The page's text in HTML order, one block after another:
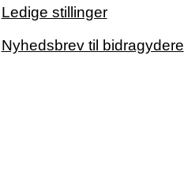
Ledige stillinger
Nyhedsbrev til bidragydere